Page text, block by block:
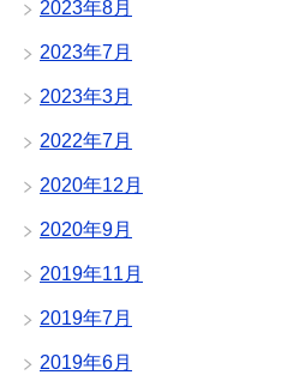
2023年8月
2023年7月
2023年3月
2022年7月
2020年12月
2020年9月
2019年11月
2019年7月
2019年6月